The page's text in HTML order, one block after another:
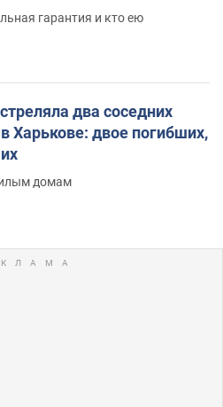
гарантия и кто ею
два соседних
Харькове: двое погибших,
домам